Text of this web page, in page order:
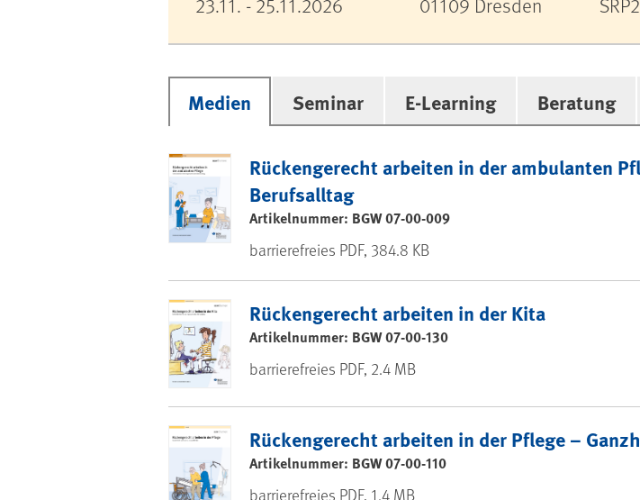
23.11. - 25.11.2026 01109 Dresden
Medien
Rückengerecht arbeiten in der ambulanten
Berufsalltag
Artikelnummer: BGW 07-00-009
barrierefreies PDF, 384.8 KB
Rückengerecht arbeiten in der Kita
Artikelnummer: BGW 07-00-130
barrierefreies PDF, 2.4 MB
Rückengerecht arbeiten in der Pflege –
Artikelnummer: BGW 07-00-110
barrierefreies PDF, 1.4 MB
Seminar E-Learning Beratung